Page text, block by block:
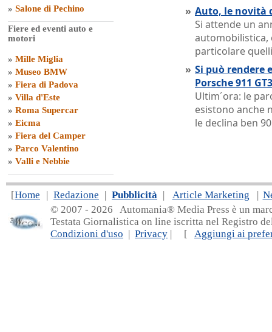
» Salone di Pechino
Fiere ed eventi auto e
motori
» Mille Miglia
» Museo BMW
» Fiera di Padova
» Villa d'Este
» Roma Supercar
» Eicma
» Fiera del Camper
» Parco Valentino
» Valli e Nebbie
» Auto, le novità
Si attende un
particolare
» Si può rendere
Porsche 911
Ultim´ora: le
esistono anche
le declina ben
[Home | Redazione | Pubblicità | Article Marketing |
© 2007 - 2026 Automania® Media Press è un
Testata Giornalistica on line iscritta nel Registro
Condizioni d'uso | Privacy | [ Aggiungi ai